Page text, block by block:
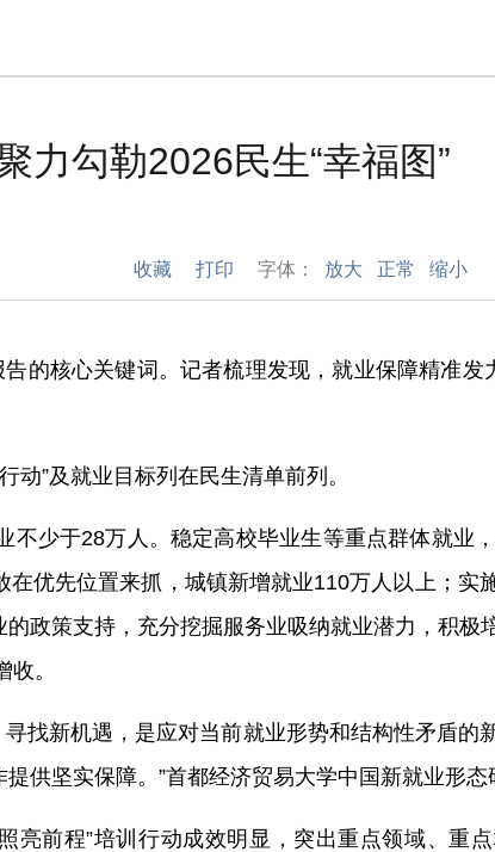
力勾勒2026民生“幸福图”
收藏 打印 字体： 放大 正常 缩小
的核心关键词。记者梳理发现，就业保障精准发
”及就业目标列在民生清单前列。
少于28万人。稳定高校毕业生等重点群体就业
优先位置来抓，城镇新增就业110万人以上；实
政策支持，充分挖掘服务业吸纳就业潜力，积极
。
找新机遇，是应对当前就业形势和结构性矛盾
供坚实保障。”首都经济贸易大学中国新就业形态
前程”培训行动成效明显，突出重点领域、重